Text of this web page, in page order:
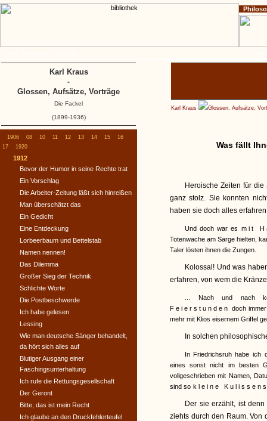
Karl Kraus Glossen, Aufsätze,
Was fällt
Heroische Zeiten für
ganz stolz. Sie konnten
haben sie doch alles
Und doch war es mit
Totenwache am Sarge hielten,
Taler lösten ihnen die Zungen.
Kolossal! Und was
erfahren, von wem die
... Nach und nach
Feierstunden doch
mehr mit Klios eisernem Griffel
In solchen
In Friedrichsruh habe ich
eines sonst nicht im besten
vollgeschrieben mit Namen,
sind so kleine
Der sie erzählt, ist
ziehts durch den Raum. Von
1906 08 10 11 12 13 14 15
16
17
1920
1912
Bevor der Humor in seine Rechte trat
Ein Vorschlag
Die Arbeiter-Zeitung läßt sich hinreißen
Man überschätzt das
Ein Gedicht
Eine Entdeckung
Lorbeerbaum und Bettelstab
Namen nennen!
Das Dilemma
Großer Sieg der Technik
Schlichte Worte
Die Postbeschwerde
Ich habe gelesen
Lessing
Wie man deutsche Sänger behandelt,
da hört sich alles auf
Blutiger Ausgang einer
Faschingsunterhaltung
Ich rufe die Rettungsgesellschaft
Der Geront
Bitte, das ist mein Recht
Ich glaube an den Druckfehlerteufel
Karl Kraus
-
Glossen, Aufsätze, Vorträge
Die Fackel
(1899-1936)